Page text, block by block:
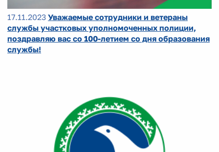
17.11.2023 Уважаемые сотрудники и ветераны
службы участковых уполномоченных полиции,
поздравляю вас со 100-летием со дня образования
службы!